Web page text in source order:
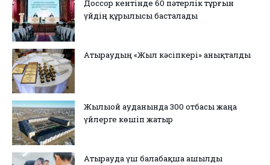
Доссор кентінде 60 пәтерлік тұрғын
үйдің құрылысы басталады
Атыраудың «Жыл кәсіпкері» анықталды
Жылыой ауданында 300 отбасы жаңа
үйлерге көшіп жатыр
Атырауда үш балабақша ашылды